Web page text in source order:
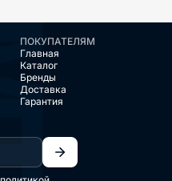
ПОКУПАТЕЛЯМ
Главная
Каталог
Бренды
Доставка
Гарантия